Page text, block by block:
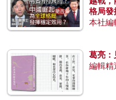
格局發
本社編
葛亮：
編輯精